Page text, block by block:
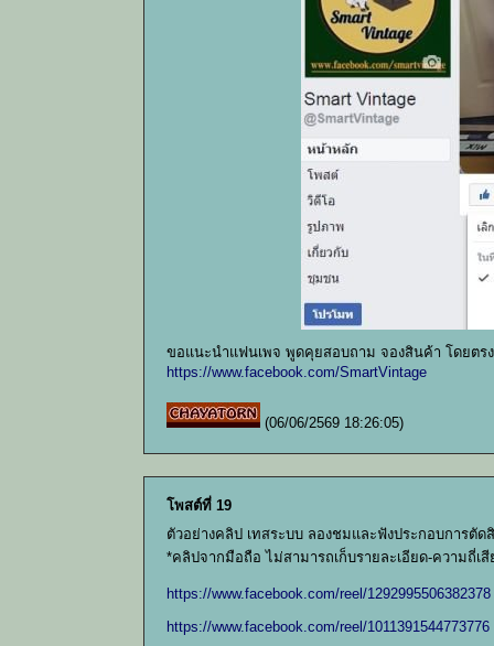
ขอแนะนำแฟนเพจ พูดคุยสอบถาม จองสินค้า โดยตร
https://www.facebook.com/SmartVintage
(06/06/2569 18:26:05)
โพสต์ที่ 19
ตัวอย่างคลิป เทสระบบ ลองชมและฟังประกอบการตัด
*คลิปจากมือถือ ไม่สามารถเก็บรายละเอียด-ความถี่เ
https://www.facebook.com/reel/1292995506382378
https://www.facebook.com/reel/1011391544773776